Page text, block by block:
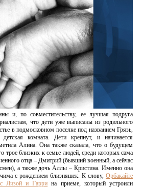
и, по совместительству, ее лучшая подруга
что дети уже выписаны из родильного
в подмосковном поселке под названием Грязь,
комната. Дети крепнут, и начинается
Алина. Она также сказала, что о будущем
трое близких к семье людей, среди которых сама
отца – Дмитрий (бывший военный, а сейчас
а также дочь Аллы – Кристина. Именно она
с рождением близняшек. К слову, Орбакайте
с Лизой и Гарри на приеме, который устроили